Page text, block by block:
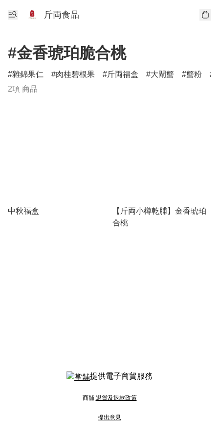
斤両食品
#金香琥珀脆合桃
雜錦果仁 肉桂碧根果 斤両福盒 大閘蟹 蟹粉
2項 商品
中秋福盒
【斤両小樽乾脯】金香琥珀
合桃
提供電子商貿服務
商舖 退貨及退款政策
提出意見